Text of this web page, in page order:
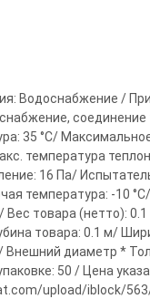
Водоснабжение /
35 °С/
температура
16 Па/
температура: -10
Вес товара (нетто):
товара: 0.1 м/
диаметр *
50 / Цена
upload/iblock/